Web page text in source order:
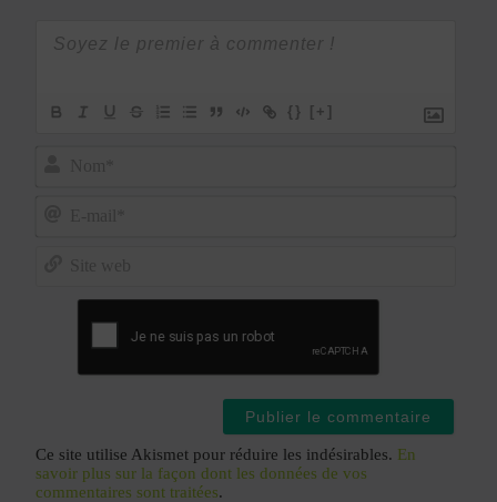
{} [+]
Ce site utilise Akismet pour réduire les indésirables. En
savoir plus sur la façon dont les données de vos
commentaires sont traitées.